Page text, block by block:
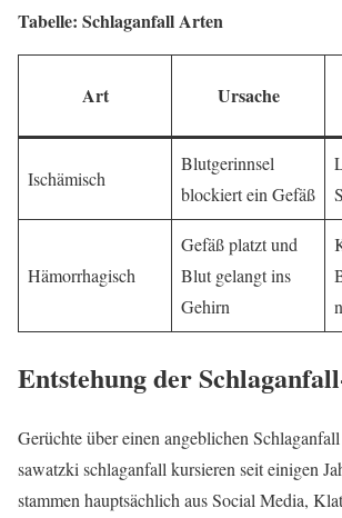
Tabelle: Schlaganfall Arten
Art Ursache
Ischämisch
Blutgerinnsel
blockiert ein Gefäß
Hämorrhagisch
Gefäß platzt und
Blut gelangt ins
Gehirn
Entstehung der
Gerüchte über einen angeblichen
sawatzki schlaganfall kursieren seit einigen
stammen hauptsächlich aus Social Media,